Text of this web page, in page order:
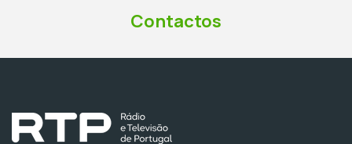
Contactos